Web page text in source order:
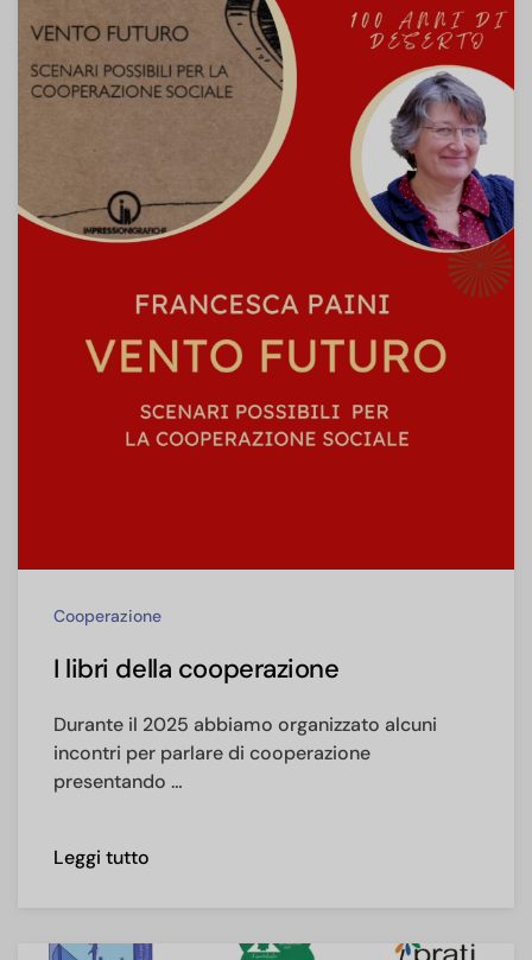
Cooperazione
I libri della cooperazione
Durante il 2025 abbiamo organizzato alcuni
incontri per parlare di cooperazione
presentando …
Leggi tutto